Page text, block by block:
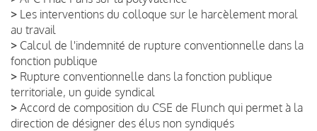
> Les interventions du colloque sur le harcèlement moral
au travail
> Calcul de l'indemnité de rupture conventionnelle dans la
fonction publique
> Rupture conventionnelle dans la fonction publique
territoriale, un guide syndical
> Accord de composition du CSE de Flunch qui permet à la
direction de désigner des élus non syndiqués